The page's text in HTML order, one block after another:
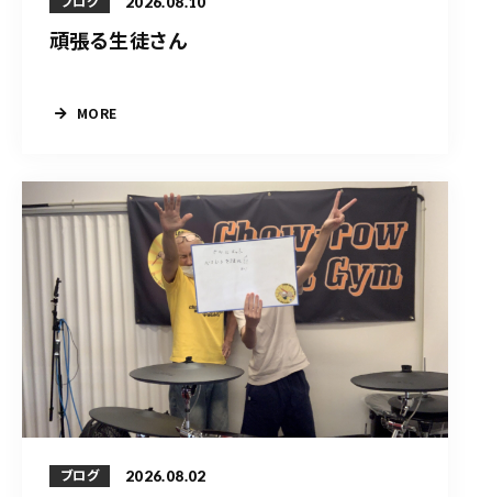
頑張る生徒さん
MORE
ブログ 2026.08.02